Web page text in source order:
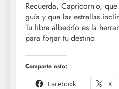
Recuerda, Capricornio,
guía y que las estrellas
Tu libre albedrío es la
para forjar tu destino.
Comparte esto:
Facebook
X